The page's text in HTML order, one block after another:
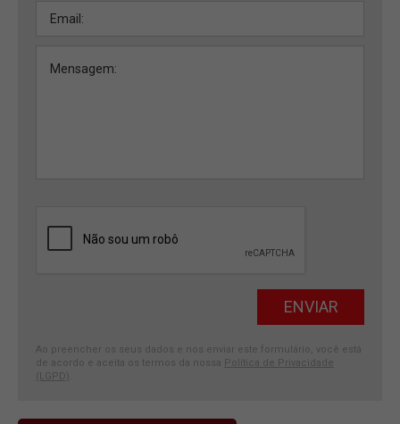
Ao preencher os seus dados e nos enviar este formulário, você está
de acordo e aceita os termos da nossa Política de Privacidade
(LGPD)